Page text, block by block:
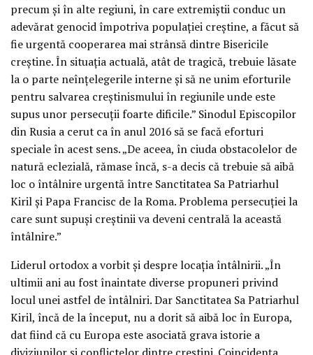
precum și în alte regiuni, în care extremiștii conduc un
adevărat genocid împotriva populației creștine, a făcut să
fie urgentă cooperarea mai strânsă dintre Bisericile
creștine. În situația actuală, atât de tragică, trebuie lăsate
la o parte neînțelegerile interne și să ne unim eforturile
pentru salvarea creștinismului în regiunile unde este
supus unor persecuții foarte dificile.” Sinodul Episcopilor
din Rusia a cerut ca în anul 2016 să se facă eforturi
speciale în acest sens. „De aceea, în ciuda obstacolelor de
natură eclezială, rămase încă, s-a decis că trebuie să aibă
loc o întâlnire urgentă între Sanctitatea Sa Patriarhul
Kiril și Papa Francisc de la Roma. Problema persecuției la
care sunt supuși creștinii va deveni centrală la această
întâlnire.”
Liderul ortodox a vorbit și despre locația întâlnirii. „În
ultimii ani au fost înaintate diverse propuneri privind
locul unei astfel de întâlniri. Dar Sanctitatea Sa Patriarhul
Kiril, încă de la început, nu a dorit să aibă loc în Europa,
dat fiind că cu Europa este asociată grava istorie a